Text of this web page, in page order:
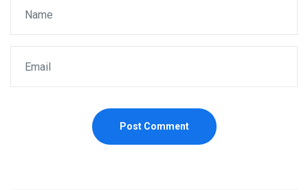
Post Comment